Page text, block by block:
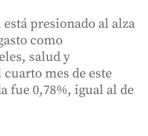
presionado al alza
como
salud y
mes de este
fue 0,78%, igual al de